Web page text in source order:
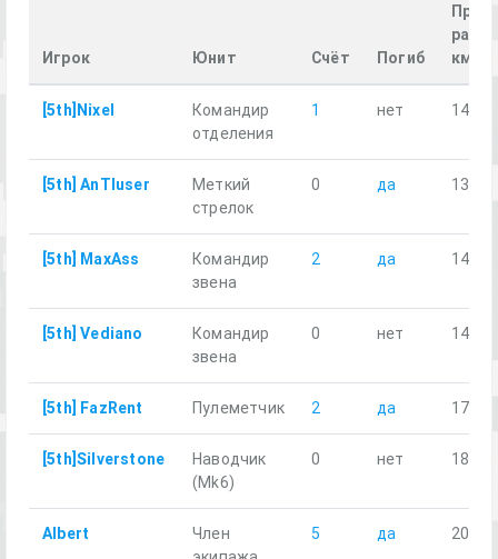
Игрок Юнит Счёт Погиб
км
[5th]Nixel
Командир
отделения
1 нет 14.61
[5th] AnTIuser
Меткий
стрелок
0 да 13.36
[5th] MaxAss
Командир
звена
2 да 14.75
[5th] Vediano
Командир
звена
0 нет 14.77
[5th] FazRent Пулеметчик 2 да 17.77
[5th]Silverstone
Наводчик
(Mk6)
0 нет 18.42
Albert
Член
5 да 20.29